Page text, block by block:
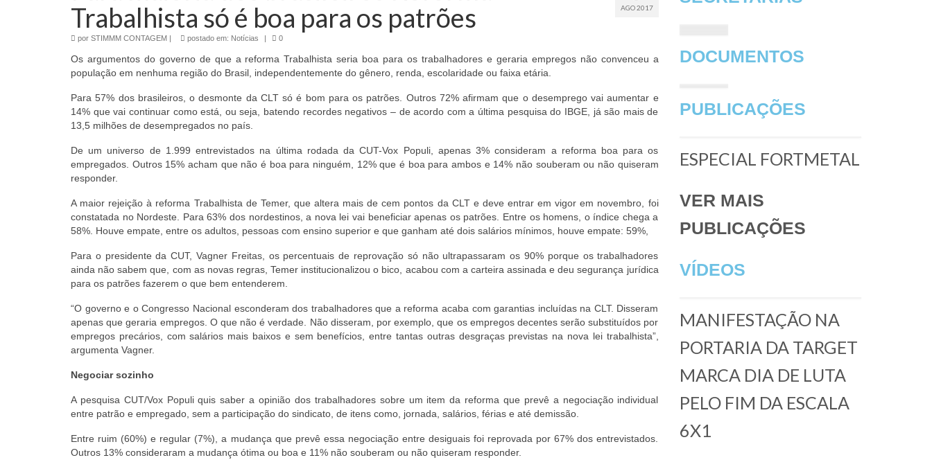
AGO 2017
Trabalhista só é boa para os patrões
por STIMMM CONTAGEM | postado em: Notícias | 0
Os argumentos do governo de que a reforma Trabalhista seria boa para os trabalhadores e geraria empregos não convenceu a
população em nenhuma região do Brasil, independentemente do gênero, renda, escolaridade ou faixa etária.
Para 57% dos brasileiros, o desmonte da CLT só é bom para os patrões. Outros 72% afirmam que o desemprego vai aumentar e
14% que vai continuar como está, ou seja, batendo recordes negativos – de acordo com a última pesquisa do IBGE, já são mais de
13,5 milhões de desempregados no país.
De um universo de 1.999 entrevistados na última rodada da CUT-Vox Populi, apenas 3% consideram a reforma boa para os
empregados. Outros 15% acham que não é boa para ninguém, 12% que é boa para ambos e 14% não souberam ou não quiseram
responder.
A maior rejeição à reforma Trabalhista de Temer, que altera mais de cem pontos da CLT e deve entrar em vigor em novembro, foi
constatada no Nordeste. Para 63% dos nordestinos, a nova lei vai beneficiar apenas os patrões. Entre os homens, o índice chega a
58%. Houve empate, entre os adultos, pessoas com ensino superior e que ganham até dois salários mínimos, houve empate: 59%,
Para o presidente da CUT, Vagner Freitas, os percentuais de reprovação só não ultrapassaram os 90% porque os trabalhadores
ainda não sabem que, com as novas regras, Temer institucionalizou o bico, acabou com a carteira assinada e deu segurança jurídica
para os patrões fazerem o que bem entenderem.
“O governo e o Congresso Nacional esconderam dos trabalhadores que a reforma acaba com garantias incluídas na CLT. Disseram
apenas que geraria empregos. O que não é verdade. Não disseram, por exemplo, que os empregos decentes serão substituídos por
empregos precários, com salários mais baixos e sem benefícios, entre tantas outras desgraças previstas na nova lei trabalhista”,
argumenta Vagner.
Negociar sozinho
A pesquisa CUT/Vox Populi quis saber a opinião dos trabalhadores sobre um item da reforma que prevê a negociação individual
entre patrão e empregado, sem a participação do sindicato, de itens como, jornada, salários, férias e até demissão.
Entre ruim (60%) e regular (7%), a mudança que prevê essa negociação entre desiguais foi reprovada por 67% dos entrevistados.
Outros 13% consideraram a mudança ótima ou boa e 11% não souberam ou não quiseram responder.
DOCUMENTOS
PUBLICAÇÕES
ESPECIAL FORTMETAL
VER MAIS
PUBLICAÇÕES
VÍDEOS
MANIFESTAÇÃO NA
PORTARIA DA TARGET
MARCA DIA DE LUTA
PELO FIM DA ESCALA
6X1